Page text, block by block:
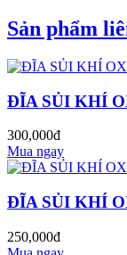
Sản phẩm
ĐĨA SỦI KHÍ
300,000đ
Mua ngay
ĐĨA SỦI KHÍ
250,000đ